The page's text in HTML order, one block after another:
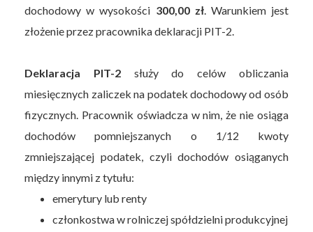
dochodowy w wysokości 300,00 zł. Warunkiem jest
złożenie przez pracownika deklaracji PIT-2.
Deklaracja PIT-2 służy do celów obliczania
miesięcznych zaliczek na podatek dochodowy od osób
fizycznych. Pracownik oświadcza w nim, że nie osiąga
dochodów pomniejszanych o 1/12 kwoty
zmniejszającej podatek, czyli dochodów osiąganych
między innymi z tytułu:
emerytury lub renty
członkostwa w rolniczej spółdzielni produkcyjnej